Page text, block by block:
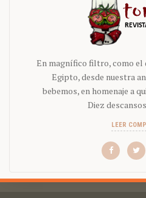
En magnífico filtro, como el
Egipto, desde nuestra
bebemos, en homenaje a
Diez
LEER